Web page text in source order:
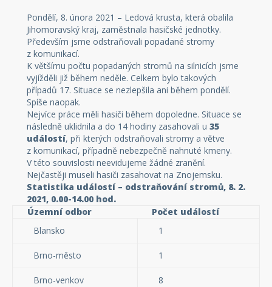
Pondělí, 8. února 2021 – Ledová krusta, která obalila
Jihomoravský kraj, zaměstnala hasičské jednotky.
Především jsme odstraňovali popadané stromy
z komunikací.
K většímu počtu popadaných stromů na silnicích jsme
vyjížděli již během neděle. Celkem bylo takových
případů 17. Situace se nezlepšila ani během pondělí.
Spíše naopak.
Nejvíce práce měli hasiči během dopoledne. Situace se
následně uklidnila a do 14 hodiny zasahovali u 35
událostí, při kterých odstraňovali stromy a větve
z komunikací, případně nebezpečně nahnuté kmeny.
V této souvislosti neevidujeme žádné zranění.
Nejčastěji museli hasiči zasahovat na Znojemsku.
Statistika událostí – odstraňování stromů, 8. 2.
2021, 0.00-14.00 hod.
Územní odbor
Počet událostí
Blansko
1
Brno-město 1
Brno-venkov 8